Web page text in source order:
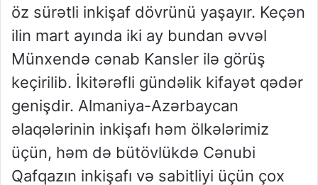
öz sürətli inkişaf dövrünü yaşayır. Keçən
ilin mart ayında iki ay bundan əvvəl
Münxendə cənab Kansler ilə görüş
keçirilib. İkitərəfli gündəlik kifayət qədər
genişdir. Almaniya-Azərbaycan
əlaqələrinin inkişafı həm ölkələrimiz
üçün, həm də bütövlükdə Cənubi
Qafqazın inkişafı və sabitliyi üçün çox